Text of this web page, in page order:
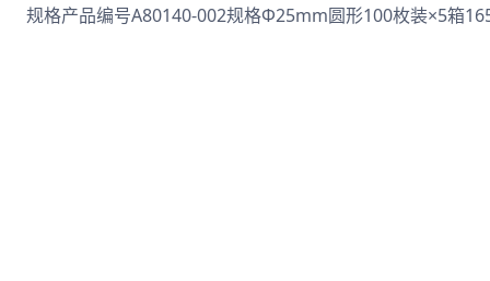
规格产品编号A80140-002规格Φ25mm圆形100枚装×5箱